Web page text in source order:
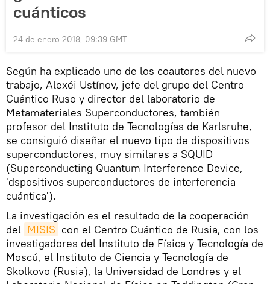
cuánticos
24 de enero 2018, 09:39 GMT
Según ha explicado uno de los coautores del nuevo
trabajo, Alexéi Ustínov, jefe del grupo del Centro
Cuántico Ruso y director del laboratorio de
Metamateriales Superconductores, también
profesor del Instituto de Tecnologías de Karlsruhe,
se consiguió diseñar el nuevo tipo de dispositivos
superconductores, muy similares a SQUID
(Superconducting Quantum Interference Device,
'dspositivos superconductores de interferencia
cuántica').
La investigación es el resultado de la cooperación
del MISIS con el Centro Cuántico de Rusia, con los
investigadores del Instituto de Física y Tecnología de
Moscú, el Instituto de Ciencia y Tecnología de
Skolkovo (Rusia), la Universidad de Londres y el